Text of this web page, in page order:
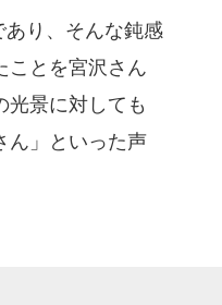
り、そんな鈍感
ことを宮沢さん
光景に対しても
ん」といった声